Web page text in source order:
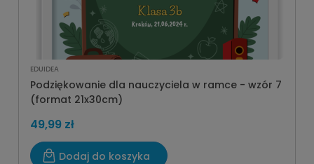
EDUIDEA
Podziękowanie dla nauczyciela w ramce - wzór 7
(format 21x30cm)
49,99 zł
Dodaj do koszyka